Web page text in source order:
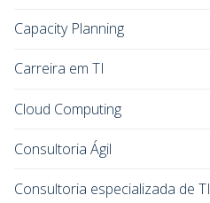
Capacity Planning
Carreira em TI
Cloud Computing
Consultoria Ágil
Consultoria especializada de TI